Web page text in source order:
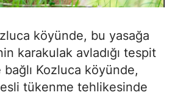
köyünde, bu yasağa
karakulak avladığı tespit
Kozluca köyünde,
tükenme tehlikesinde